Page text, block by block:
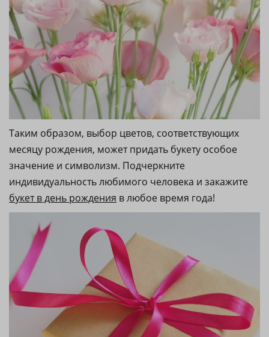
Таким образом, выбор цветов, соответствующих
месяцу рождения, может придать букету особое
значение и символизм. Подчеркните
индивидуальность любимого человека и закажите
букет в день рождения в любое время года!